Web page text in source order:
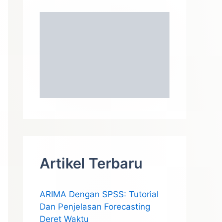
Artikel Terbaru
ARIMA Dengan SPSS: Tutorial
Dan Penjelasan Forecasting
Deret Waktu